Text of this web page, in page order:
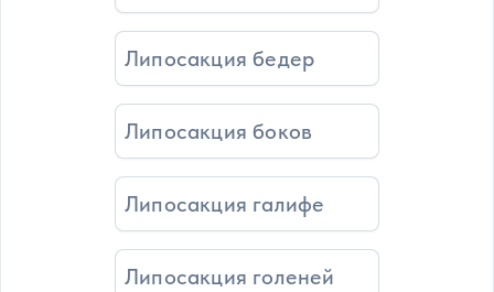
Липосакция бедер
Липосакция боков
Липосакция галифе
Липосакция голеней